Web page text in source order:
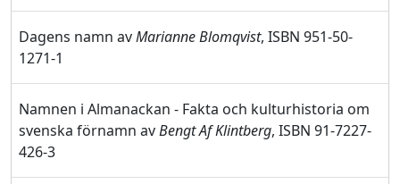
Dagens namn avMarianne Blomqvist, ISBN 951-50-
1271-1
Namnen i Almanackan - Fakta och kulturhistoria om
svenska förnamn avBengt Af Klintberg, ISBN 91-7227-
426-3